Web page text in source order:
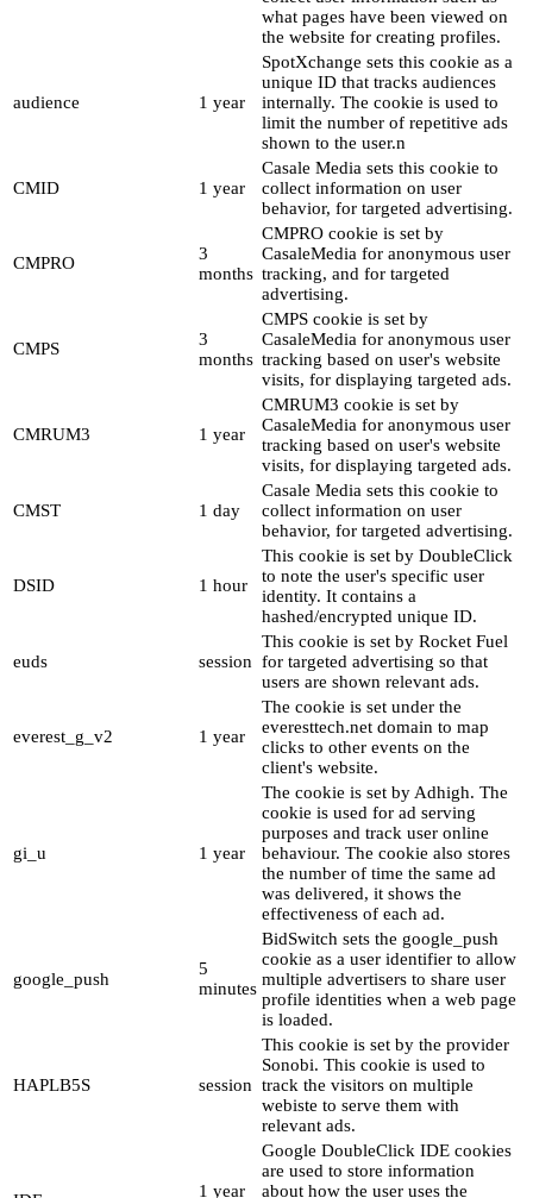
what pages have been viewed on
the website for creating profiles.
audience 1 year
SpotXchange sets this cookie as a
unique ID that tracks audiences
internally. The cookie is used to
limit the number of repetitive ads
shown to the user.n
CMID 1 year
Casale Media sets this cookie to
collect information on user
behavior, for targeted advertising.
CMPRO
3
months
CMPRO cookie is set by
CasaleMedia for anonymous user
tracking, and for targeted
advertising.
CMPS
3
months
CMPS cookie is set by
CasaleMedia for anonymous user
tracking based on user's website
visits, for displaying targeted ads.
CMRUM3 1 year
CMRUM3 cookie is set by
CasaleMedia for anonymous user
tracking based on user's website
visits, for displaying targeted ads.
CMST 1 day
Casale Media sets this cookie to
collect information on user
behavior, for targeted advertising.
DSID 1 hour
This cookie is set by DoubleClick
to note the user's specific user
identity. It contains a
hashed/encrypted unique ID.
euds session
This cookie is set by Rocket Fuel
for targeted advertising so that
users are shown relevant ads.
everest_g_v2 1 year
The cookie is set under the
everesttech.net domain to map
clicks to other events on the
client's website.
gi_u 1 year
The cookie is set by Adhigh. The
cookie is used for ad serving
purposes and track user online
behaviour. The cookie also stores
the number of time the same ad
was delivered, it shows the
effectiveness of each ad.
google_push
5
minutes
BidSwitch sets the google_push
cookie as a user identifier to allow
multiple advertisers to share user
profile identities when a web page
is loaded.
HAPLB5S session
This cookie is set by the provider
Sonobi. This cookie is used to
track the visitors on multiple
webiste to serve them with
relevant ads.
1 year
Google DoubleClick IDE cookies
are used to store information
about how the user uses the